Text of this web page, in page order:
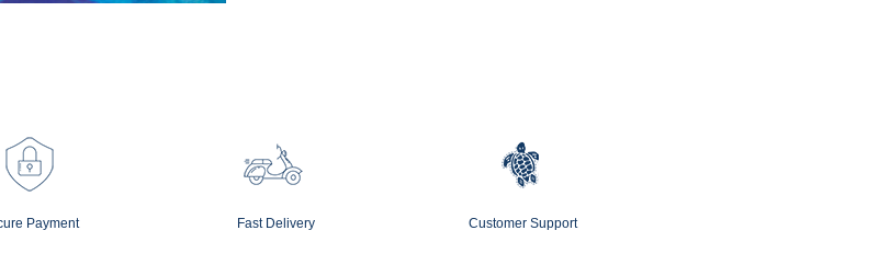
Payment Fast Delivery Customer Support